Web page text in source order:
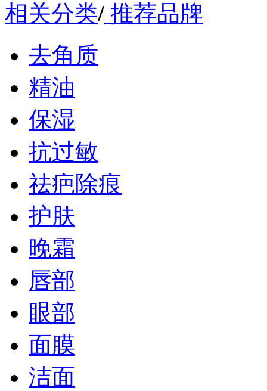
相关分类/ 推荐品牌
去角质
精油
保湿
抗过敏
祛疤除痕
护肤
晚霜
唇部
眼部
面膜
洁面